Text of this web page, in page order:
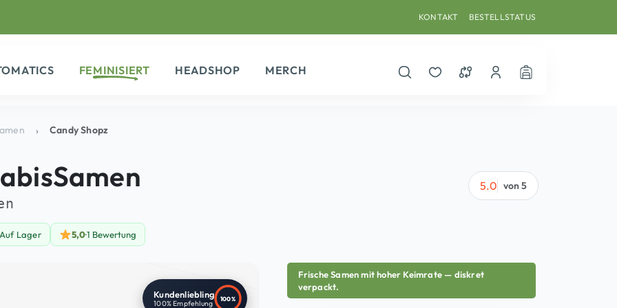
KONTAKT BESTELLSTATUS
FEMINISIERT HEADSHOP
MERCH
Candy Shopz
Samen 5.0 von 5
Dienstag
Auf Lager
Lager — 39 Stück verfügbar
5,0·1 Bewertung
Kundenliebling
100% Empfehlung
100%
Frische Samen mit hoher Keimrate — diskret
verpackt.